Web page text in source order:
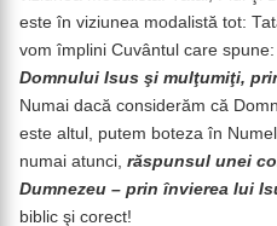
este în viziunea modalistă tot:
vom împlini Cuvântul care spune:
Domnului Isus şi mulţumiţi,
Numai dacă considerăm că
este altul, putem boteza în
numai atunci, răspunsul unei
Dumnezeu – prin învierea lui
biblic şi corect!